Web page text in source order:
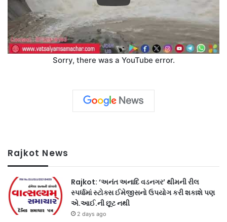
Sorry, there was a YouTube error.
Rajkot News
Rajkot: ‘અનંત અનાદિ વડનગર’ થીમની રીલ
સ્પર્ધામાં સ્ટોક્સ ઈમેજીસનો ઉપયોગ કરી શકાશે પણ
એ.આઈ.ની છૂટ નથી
2 days ago